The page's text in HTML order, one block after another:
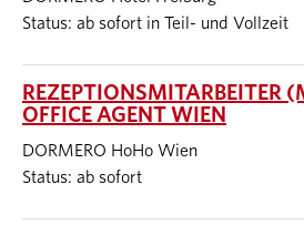
Status: ab sofort in Teil- und Vollzeit
OFFICE AGENT WIEN
DORMERO HoHo Wien
Status: ab sofort